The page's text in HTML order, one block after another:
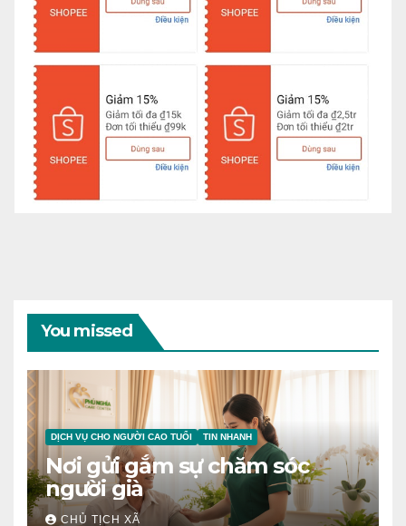
You missed
DỊCH VỤ CHO NGƯỜI CAO TUỔI TIN NHANH
Nơi gửi gắm sự chăm sóc
người già
CHỦ TỊCH XÃ